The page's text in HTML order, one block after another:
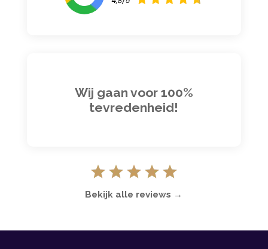
Wij gaan voor 100%
tevredenheid!
Bekijk alle reviews →